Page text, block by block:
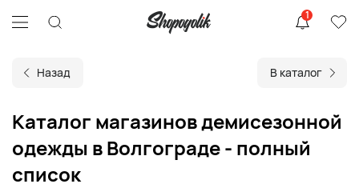
1
Назад В каталог
Каталог магазинов демисезонной
одежды в Волгограде - полный
список